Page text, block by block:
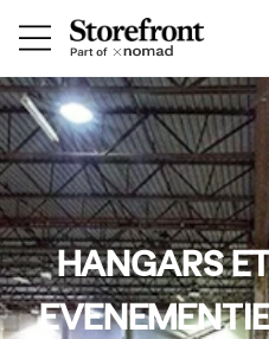
HANGARS